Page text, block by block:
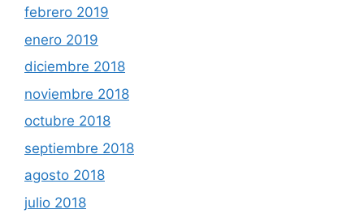
febrero 2019
enero 2019
diciembre 2018
noviembre 2018
octubre 2018
septiembre 2018
agosto 2018
julio 2018